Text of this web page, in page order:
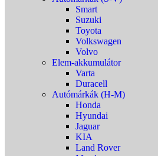
Smart
Suzuki
Toyota
Volkswagen
Volvo
Elem-akkumulátor
Varta
Duracell
Autómárkák (H-M)
Honda
Hyundai
Jaguar
KIA
Land Rover